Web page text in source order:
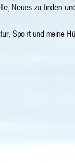
e, Neues zu finden
Spo rt und meine